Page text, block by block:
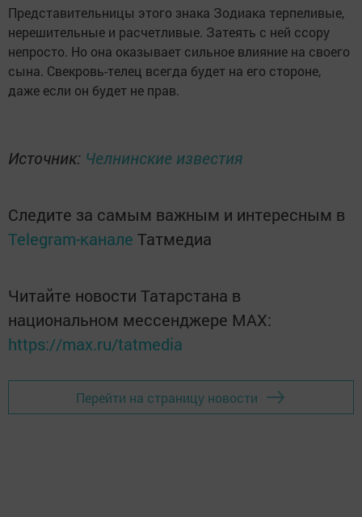
Представительницы этого знака Зодиака терпеливые,
нерешительные и расчетливые. Затеять с ней ссору
непросто. Но она оказывает сильное влияние на своего
сына. Свекровь-телец всегда будет на его стороне,
даже если он будет не прав.
Источник: Челнинские известия
Следите за самым важным и интересным в
Telegram-канале Татмедиа
Читайте новости Татарстана в
национальном мессенджере MАХ:
https://max.ru/tatmedia
Перейти на страницу новости